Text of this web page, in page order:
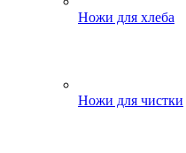
Ножи для хлеба
Ножи для чистки